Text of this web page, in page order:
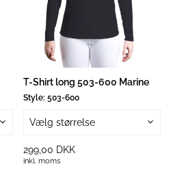
T-Shirt long 503-600 Marine
Style: 503-600
Vælg størrelse
299,00 DKK
inkl. moms